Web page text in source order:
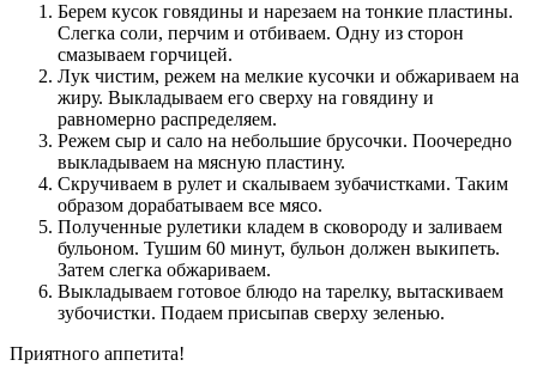
Берем кусок говядины и нарезаем на тонкие пластины.
Слегка соли, перчим и отбиваем. Одну из сторон
смазываем горчицей.
Лук чистим, режем на мелкие кусочки и обжариваем на
жиру. Выкладываем его сверху на говядину и
равномерно распределяем.
Режем сыр и сало на небольшие брусочки. Поочередно
выкладываем на мясную пластину.
Скручиваем в рулет и скалываем зубачистками. Таким
образом дорабатываем все мясо.
Полученные рулетики кладем в сковороду и заливаем
бульоном. Тушим 60 минут, бульон должен выкипеть.
Затем слегка обжариваем.
Выкладываем готовое блюдо на тарелку, вытаскиваем
зубочистки. Подаем присыпав сверху зеленью.
Приятного аппетита!